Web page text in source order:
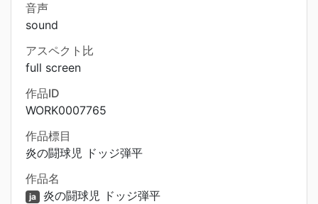
音声
sound
アスペクト比
full screen
作品ID
WORK0007765
作品標目
炎の闘球児 ドッジ弾平
作品名
ja 炎の闘球児 ドッジ弾平